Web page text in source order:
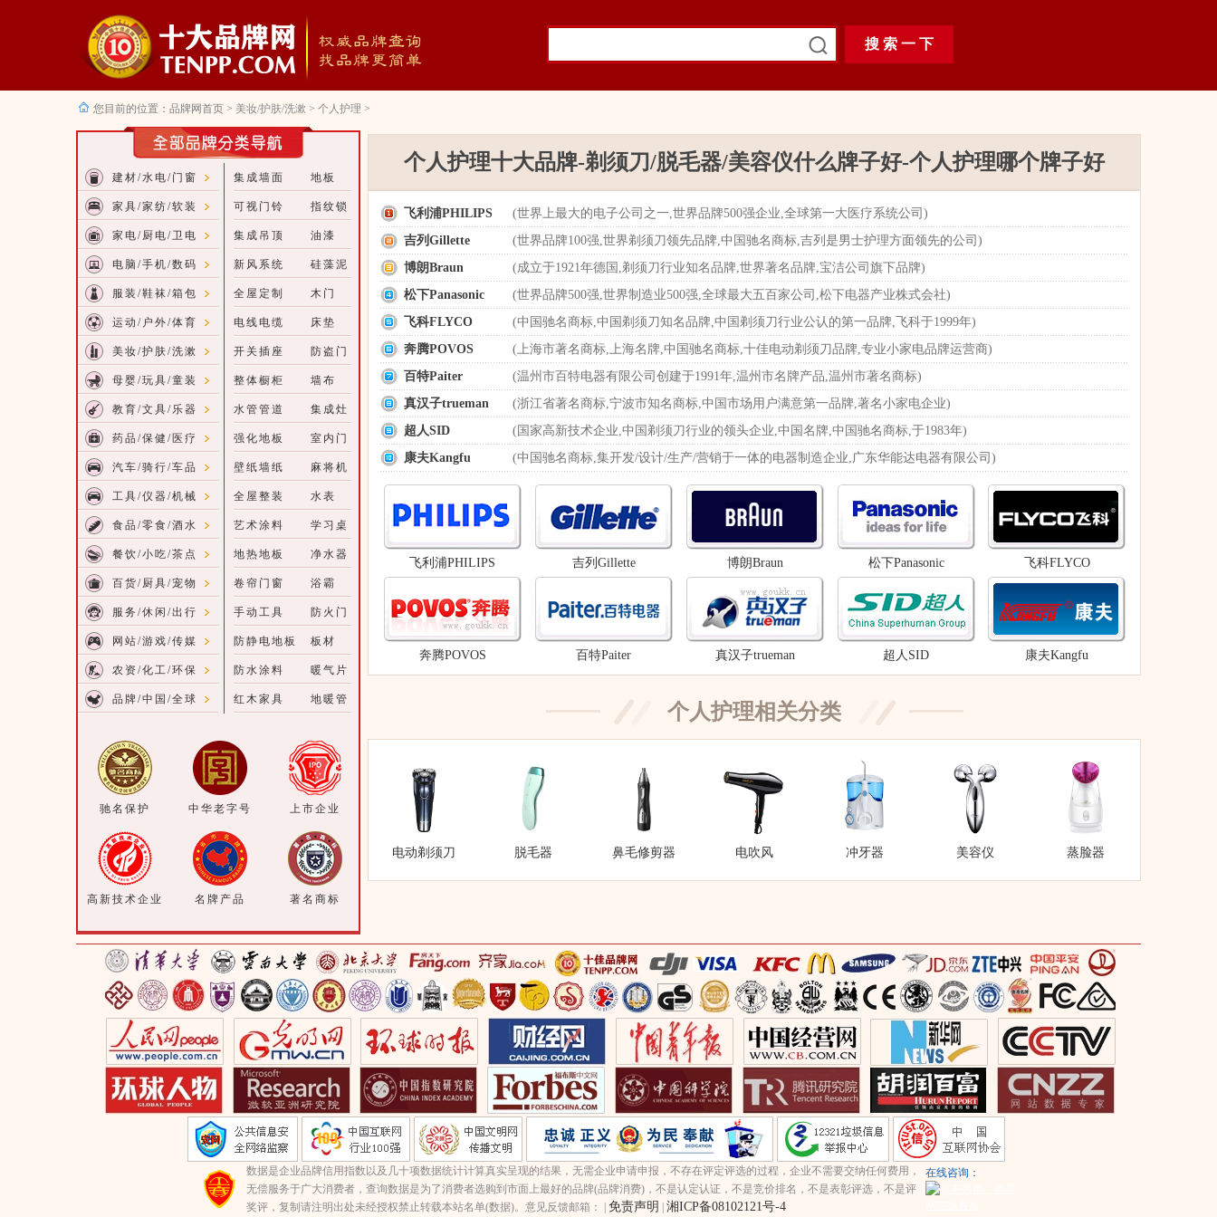
您目前的位置： 品牌网首页 > 美妆/护肤/洗漱 > 个人护理 >
建材/水电/门窗
家具/家纺/软装
家电/厨电/卫电
电脑/手机/数码
服装/鞋袜/箱包
运动/户外/体育
美妆/护肤/洗漱
母婴/玩具/童装
教育/文具/乐器
药品/保健/医疗
汽车/骑行/车品
工具/仪器/机械
食品/零食/酒水
餐饮/小吃/茶点
百货/厨具/宠物
服务/休闲/出行
网站/游戏/传媒
农资/化工/环保
品牌/中国/全球
集成墙面 地板
可视门铃 指纹锁
集成吊顶 油漆
新风系统 硅藻泥
全屋定制 木门
电线电缆 床垫
开关插座 防盗门
整体橱柜 墙布
水管管道 集成灶
强化地板 室内门
壁纸墙纸 麻将机
全屋整装 水表
艺术涂料 学习桌
地热地板 净水器
卷帘门窗 浴霸
手动工具 防火门
防静电地板 板材
防水涂料 暖气片
红木家具 地暖管
驰名保护 中华老字号 上市企业
高新技术企业 名牌产品 著名商标
个人护理十大品牌-剃须刀/脱毛器/美容仪什么牌子好-个人护理哪个牌子好
飞利浦PHILIPS
(世界上最大的电子公司之一,世界品牌500强企业,全球第一大医疗系统公司)
吉列Gillette
(世界品牌100强,世界剃须刀领先品牌,中国驰名商标,吉列是男士护理方面领先的公司)
博朗Braun
(成立于1921年德国,剃须刀行业知名品牌,世界著名品牌,宝洁公司旗下品牌)
松下Panasonic
(世界品牌500强,世界制造业500强,全球最大五百家公司,松下电器产业株式会社)
飞科FLYCO
(中国驰名商标,中国剃须刀知名品牌,中国剃须刀行业公认的第一品牌,飞科于1999年)
奔腾POVOS
(上海市著名商标,上海名牌,中国驰名商标,十佳电动剃须刀品牌,专业小家电品牌运营商)
百特Paiter
(温州市百特电器有限公司创建于1991年,温州市名牌产品,温州市著名商标)
真汉子trueman
(浙江省著名商标,宁波市知名商标,中国市场用户满意第一品牌,著名小家电企业)
超人SID
(国家高新技术企业,中国剃须刀行业的领头企业,中国名牌,中国驰名商标,于1983年)
康夫Kangfu
(中国驰名商标,集开发/设计/生产/营销于一体的电器制造企业,广东华能达电器有限公司)
飞利浦PHILIPS 吉列Gillette 博朗Braun 松下Panasonic 飞科FLYCO
奔腾POVOS 百特Paiter 真汉子trueman 超人SID 康夫Kangfu
个人护理相关分类
电动剃须刀 脱毛器 鼻毛修剪器 电吹风 冲牙器 美容仪 蒸脸器
数据是企业品牌信用指数以及几十项数据统计计算真实呈现的结果，无需企业申请申报，不存在评定评选的过程，企业不需要交纳任何费用，
无偿服务于广大消费者，查询数据是为了消费者选购到市面上最好的品牌(品牌消费)，不是认定认证，不是竞价排名，不是表彰评选，不是评
奖评，复制请注明出处未经授权禁止转载本站名单(数据)。意见反馈邮箱： | 免责声明 湘ICP备08102121号-4
在线咨询：